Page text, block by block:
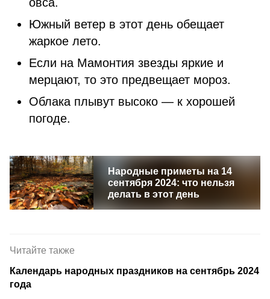
Южный ветер в этот день обещает
жаркое лето.
Если на Мамонтия звезды яркие и
мерцают, то это предвещает мороз.
Облака плывут высоко — к хорошей
погоде.
Народные приметы на 14
сентября 2024: что нельзя
делать в этот день
Читайте также
Календарь народных праздников на сентябрь 2024
года